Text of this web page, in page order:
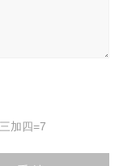
加四=7